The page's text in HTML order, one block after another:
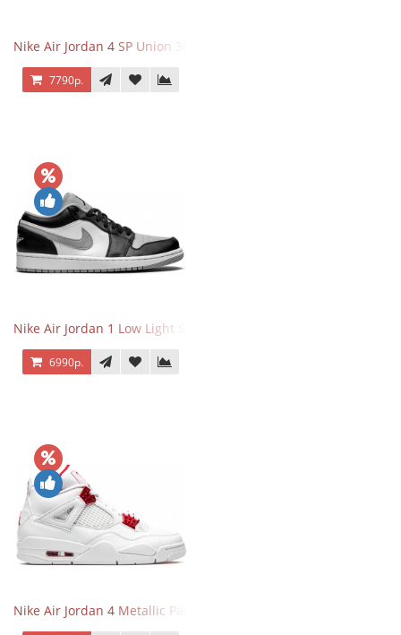
Nike Air Jordan 4 SP Union 30th Anniversary Taupe Haze
7790р.
Nike Air Jordan 1 Low Light Smoke Grey
6990р.
Nike Air Jordan 4 Metallic Pack University Red